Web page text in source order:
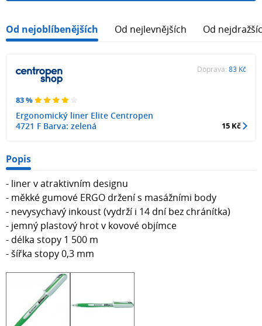
Od nejoblíbenějších Od nejlevnějších Od
83 %
Ergonomický liner Elite Centropen
4721 F Barva: zelená
Doprava: 83 Kč
15 Kč
Popis
- liner v atraktivním designu
- měkké gumové ERGO držení s masážními body
- nevysychavý inkoust (vydrží i 14 dní bez chránítka)
- jemný plastový hrot v kovové objímce
- délka stopy 1 500 m
- šířka stopy 0,3 mm